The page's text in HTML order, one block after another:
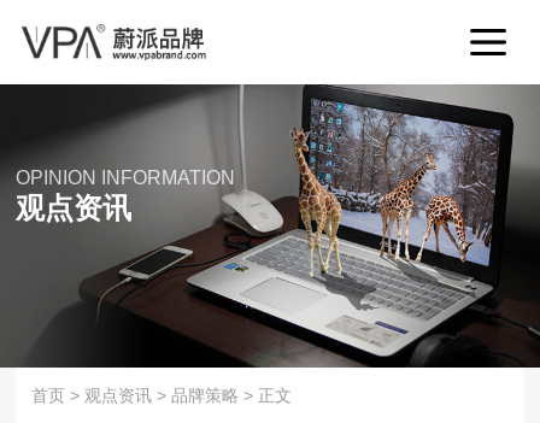
OPINION INFORMATION
观点资讯
首页 > 观点资讯 >品牌策略 > 正文